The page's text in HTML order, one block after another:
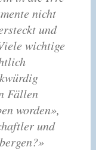
nicht
und
wichtige
Fällen
worden»,
und